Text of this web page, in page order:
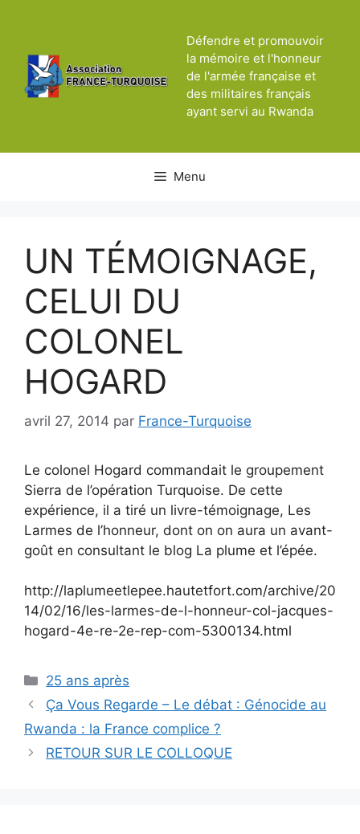
Défendre et promouvoir
la mémoire et l'honneur
de l'armée française et
des militaires français
ayant servi au Rwanda
Menu
UN TÉMOIGNAGE,
CELUI DU
COLONEL
HOGARD
avril 27, 2014 par France-Turquoise
Le colonel Hogard commandait le groupement
Sierra de l’opération Turquoise. De cette
expérience, il a tiré un livre-témoignage, Les
Larmes de l’honneur, dont on on aura un avant-
goût en consultant le blog La plume et l’épée.
http://laplumeetlepee.hautetfort.com/archive/20
14/02/16/les-larmes-de-l-honneur-col-jacques-
hogard-4e-re-2e-rep-com-5300134.html
Catégories
25 ans après
Ça Vous Regarde – Le débat : Génocide au
Rwanda : la France complice ?
RETOUR SUR LE COLLOQUE